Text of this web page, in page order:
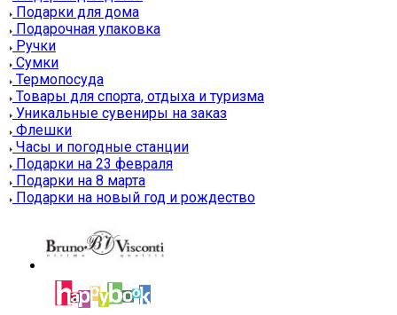
Подарки для дома
Подарочная упаковка
Ручки
Сумки
Термопосуда
Товары для спорта, отдыха и туризма
Уникальные сувениры на заказ
Флешки
Часы и погодные станции
Подарки на 23 февраля
Подарки на 8 марта
Подарки на новый год и рождество